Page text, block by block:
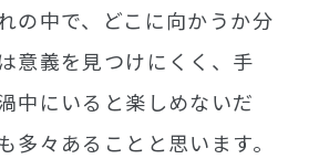
の中で、どこに向かうか分
意義を見つけにくく、手
中にいると楽しめないだ
多々あることと思います。